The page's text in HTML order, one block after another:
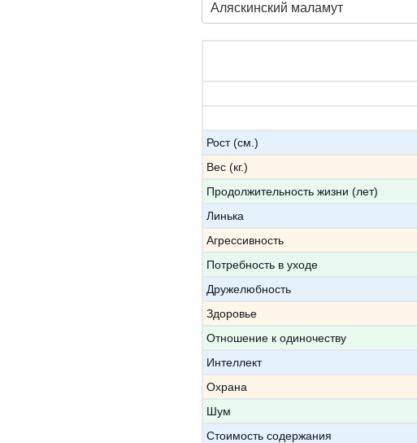
Аляскинский маламут
Рост (см.)
Вес (кг.)
Продолжительность жизни (лет)
Линька
Агрессивность
Потребность в уходе
Дружелюбность
Здоровье
Отношение к одиночеству
Интеллект
Охрана
Шум
Стоимость содержания